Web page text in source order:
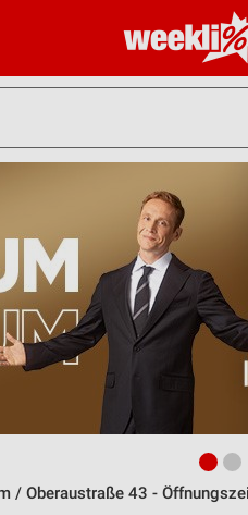
/ Oberaustraße 43 -